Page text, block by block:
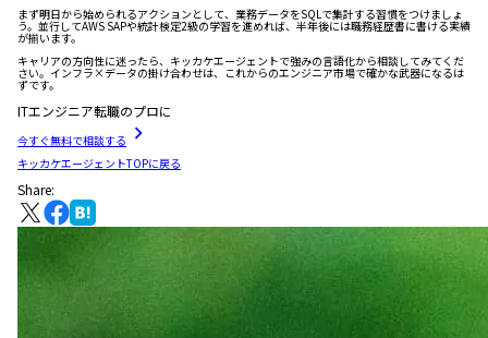
まず明日から始められるアクションとして、業務データをSQLで集計する習慣をつけましょ
う。並行してAWS SAPや統計検定2級の学習を進めれば、半年後には職務経歴書に書ける実績
が揃います。
キャリアの方向性に迷ったら、キッカケエージェントで強みの言語化から相談してみてくだ
さい。インフラ×データの掛け合わせは、これからのエンジニア市場で確かな武器になるは
ずです。
ITエンジニア転職のプロに
今すぐ無料で相談する
キッカケエージェントTOPに戻る
Share: